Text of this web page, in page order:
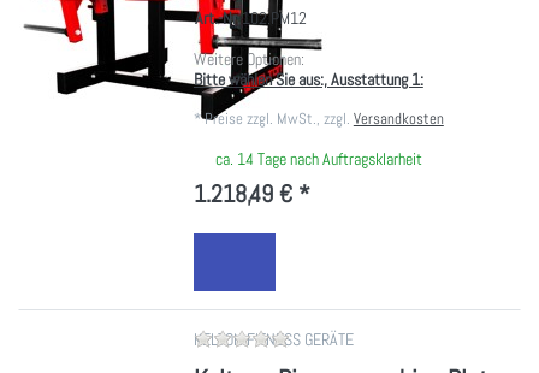
Art.-Nr.102.PM12
Weitere Optionen:
Bitte wählen Sie aus:, Ausstattung 1:
*Preise zzgl. MwSt., zzgl. Versandkosten
ca. 14 Tage nach Auftragsklarheit
1.218,49 € *
KELTON FITNESS GERÄTEZu diesem Produkt liegen noch